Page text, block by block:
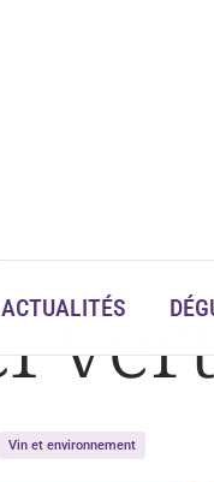
ACTUALITÉS
Trintaudon
Vin et environnement